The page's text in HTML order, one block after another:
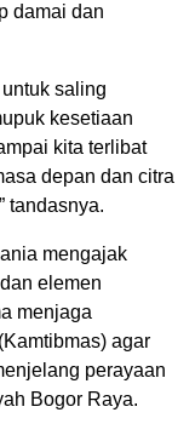
damai dan
saling
kesetiaan
kita terlibat
depan dan citra
tandasnya.
mengajak
elemen
menjaga
agar
perayaan
Bogor Raya.